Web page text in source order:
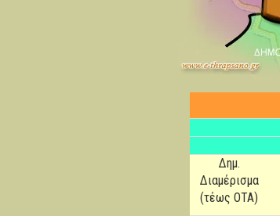
Δημ.
Διαμέρισμα
(τέως ΟΤΑ)